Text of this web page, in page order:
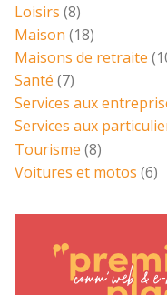
Loisirs (8)
Maison (18)
Maisons de retraite
Santé (7)
Services aux
Services aux
Tourisme (8)
Voitures et motos (6)